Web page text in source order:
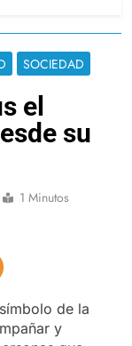
SOCIEDAD
el
su
1 Minutos
de la
y